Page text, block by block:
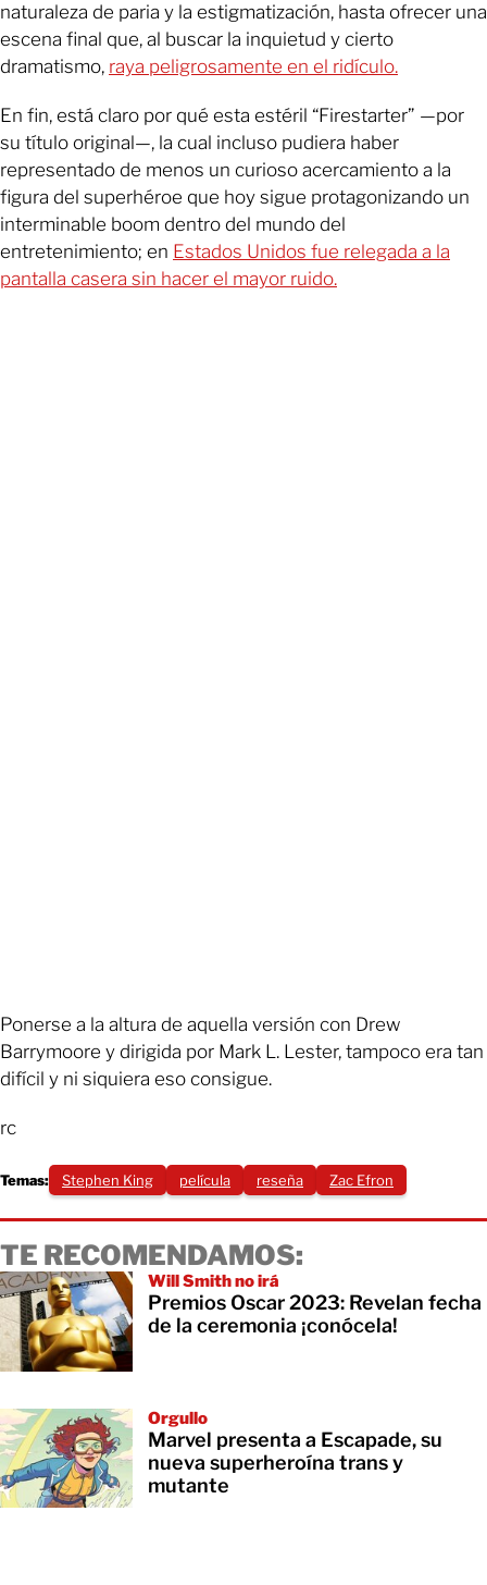
naturaleza de paria y la estigmatización, hasta ofrecer una
escena final que, al buscar la inquietud y cierto
dramatismo, raya peligrosamente en el ridículo.
En fin, está claro por qué esta estéril “Firestarter” —por
su título original—, la cual incluso pudiera haber
representado de menos un curioso acercamiento a la
figura del superhéroe que hoy sigue protagonizando un
interminable boom dentro del mundo del
entretenimiento; en Estados Unidos fue relegada a la
pantalla casera sin hacer el mayor ruido.
Ponerse a la altura de aquella versión con Drew
Barrymoore y dirigida por Mark L. Lester, tampoco era tan
difícil y ni siquiera eso consigue.
rc
Temas: Stephen King película reseña Zac Efron
TE RECOMENDAMOS:
Will Smith no irá
Premios Oscar 2023: Revelan fecha
de la ceremonia ¡conócela!
Orgullo
Marvel presenta a Escapade, su
nueva superheroína trans y
mutante